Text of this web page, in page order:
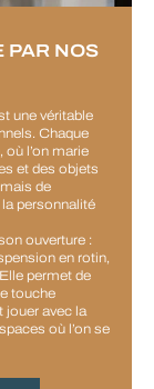
PAR NOS
une véritable
Chaque
l’on marie
et des objets
mais de
personnalité
ouverture :
en rotin,
permet de
touche
jouer avec la
où l’on se